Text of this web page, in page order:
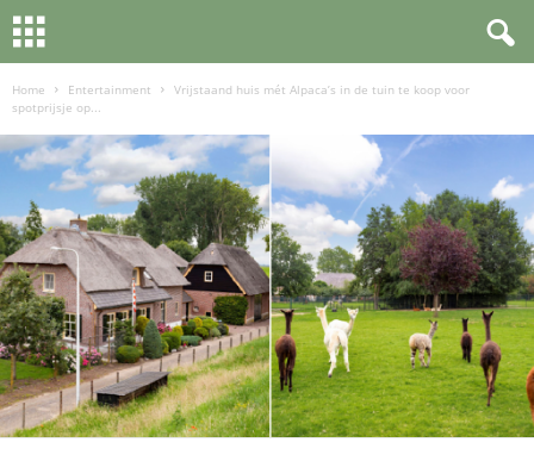
Home Entertainment
Vrijstaand huis mét Alpaca’s in de tuin te koop voor
spotprijsje op...